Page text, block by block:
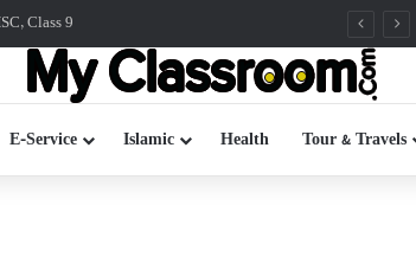
Class 9
E-Service Islamic Health Tour & Travels